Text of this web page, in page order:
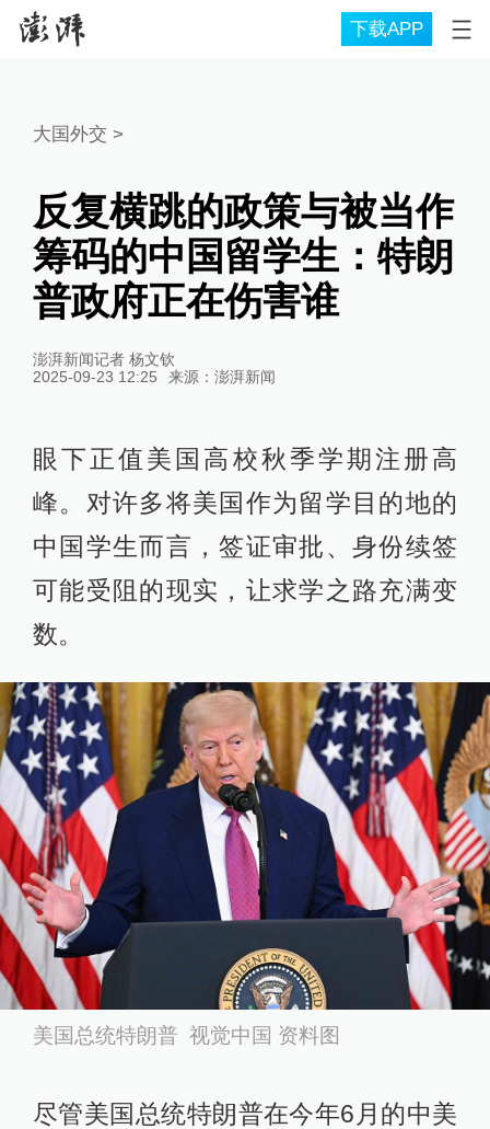
下载APP
大国外交 >
反复横跳的政策与被当作
筹码的中国留学生：特朗
普政府正在伤害谁
澎湃新闻记者 杨文钦
2025-09-23 12:25
来源： 澎湃新闻
眼下正值美国高校秋季学期注册高
峰。对许多将美国作为留学目的地的
中国学生而言，签证审批、身份续签
可能受阻的现实，让求学之路充满变
数。
美国总统特朗普 视觉中国 资料图
尽管美国总统特朗普在今年6月的中美